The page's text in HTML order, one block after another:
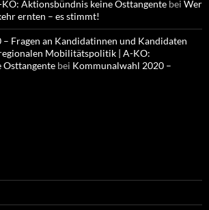
Aktionsbündnis keine Osttangente bei Wer
ernten – es stimmt!
Fragen an Kandidatinnen und Kandidaten
Mobilitätspolitik | A-KO:
Osttangente bei Kommunalwahl 2020 –